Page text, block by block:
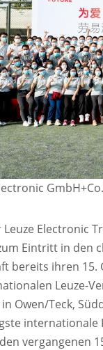
Electronic
Eintritt in den
bereits ihren
Leuze-
Owen/Teck,
internationale
vergangenen